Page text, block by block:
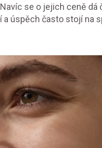
se o jejich ceně dá
a úspěch často stojí na